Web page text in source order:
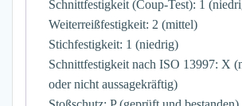
Schnittfestigkeit (Coup-Test): 1
Weiterreißfestigkeit: 2 (mittel)
Stichfestigkeit: 1 (niedrig)
Schnittfestigkeit nach ISO 13997: X
oder nicht aussagekräftig)